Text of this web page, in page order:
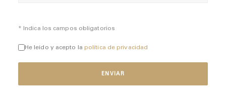
* Indica los campos obligatorios
He leído y acepto la política de privacidad